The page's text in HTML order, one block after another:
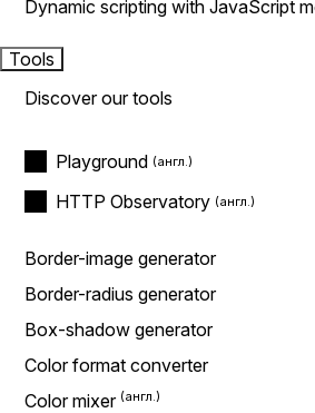
Dynamic scripting with JavaScript
Tools
Discover our tools
Playground
HTTP Observatory
Border-image generator
Border-radius generator
Box-shadow generator
Color format converter
Color mixer